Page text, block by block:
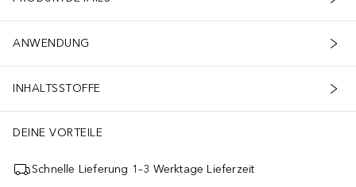
ANWENDUNG
INHALTSSTOFFE
DEINE VORTEILE
Schnelle Lieferung 1–3 Werktage Lieferzeit